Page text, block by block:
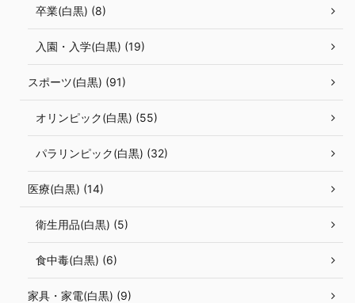
卒業(白黒) (8)
入園・入学(白黒) (19)
スポーツ(白黒) (91)
オリンピック(白黒) (55)
パラリンピック(白黒) (32)
医療(白黒) (14)
衛生用品(白黒) (5)
食中毒(白黒) (6)
家具・家電(白黒) (9)